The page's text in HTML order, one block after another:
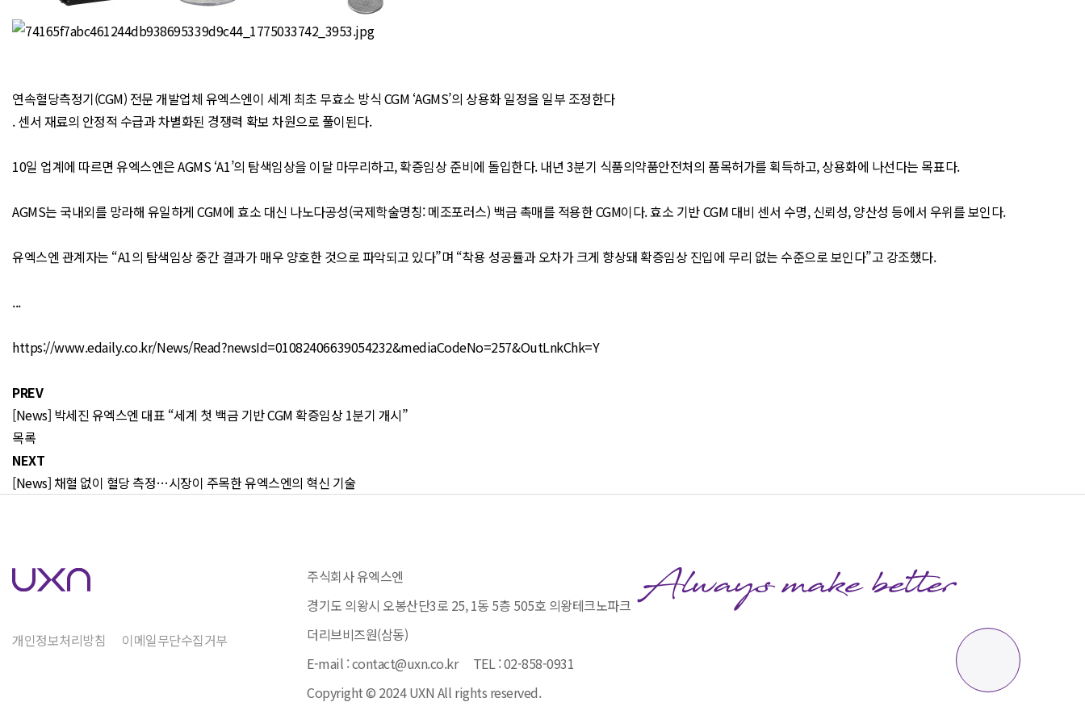
연속혈당측정기(CGM) 전문 개발업체 유엑스엔이 세계 최초 무효소 방식 CGM ‘AGMS’의 상용화 일정을 일부 조정한다
. 센서 재료의 안정적 수급과 차별화된 경쟁력 확보 차원으로 풀이된다.
10일 업계에 따르면 유엑스엔은 AGMS ‘A1’의 탐색임상을 이달 마무리하고, 확증임상 준비에 돌입한다. 내년 3분기 식품의약품안전처의 품목허가를 획득하고, 상용화에 나선다는 목표다.
AGMS는 국내외를 망라해 유일하게 CGM에 효소 대신 나노다공성(국제학술명칭: 메조포러스) 백금 촉매를 적용한 CGM이다. 효소 기반 CGM 대비 센서 수명, 신뢰성, 양산성 등에서 우위를 보인다.
유엑스엔 관계자는 “A1의 탐색임상 중간 결과가 매우 양호한 것으로 파악되고 있다”며 “착용 성공률과 오차가 크게 향상돼 확증임상 진입에 무리 없는 수준으로 보인다”고 강조했다.
...
https://www.edaily.co.kr/News/Read?newsId=01082406639054232&mediaCodeNo=257&OutLnkChk=Y
PREV
[News] 박세진 유엑스엔 대표 “세계 첫 백금 기반 CGM 확증임상 1분기 개시”
목록
NEXT
[News] 채혈 없이 혈당 측정…시장이 주목한 유엑스엔의 혁신 기술
개인정보처리방침 이메일무단수집거부
주식회사 유엑스엔
경기도 의왕시 오봉산단3로 25, 1동 5층 505호 의왕테크노파크
더리브비즈원(삼동)
E-mail : contact@uxn.co.kr
TEL : 02-858-0931
Copyright © 2024 UXN All rights reserved.